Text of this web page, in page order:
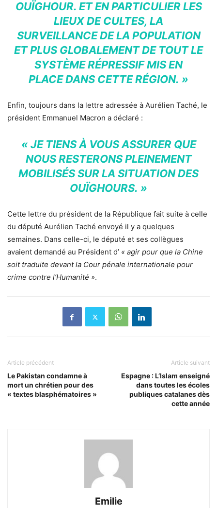
OUÏGHOUR. ET EN PARTICULIER LES
LIEUX DE CULTES, LA
SURVEILLANCE DE LA POPULATION
ET PLUS GLOBALEMENT DE TOUT LE
SYSTÈME RÉPRESSIF MIS EN
PLACE DANS CETTE RÉGION. »
Enfin, toujours dans la lettre adressée à Aurélien Taché, le
président Emmanuel Macron a déclaré :
« JE TIENS À VOUS ASSURER QUE
NOUS RESTERONS PLEINEMENT
MOBILISÉS SUR LA SITUATION DES
OUÏGHOURS. »
Cette lettre du président de la République fait suite à celle
du député Aurélien Taché envoyé il y a quelques
semaines. Dans celle-ci, le député et ses collègues
avaient demandé au Président d’ « agir pour que la Chine
soit traduite devant la Cour pénale internationale pour
crime contre l’Humanité ».
Article précédent
Le Pakistan condamne à
mort un chrétien pour des
« textes blasphématoires »
Article suivant
Espagne : L’Islam enseigné
dans toutes les écoles
publiques catalanes dès
cette année
Emilie